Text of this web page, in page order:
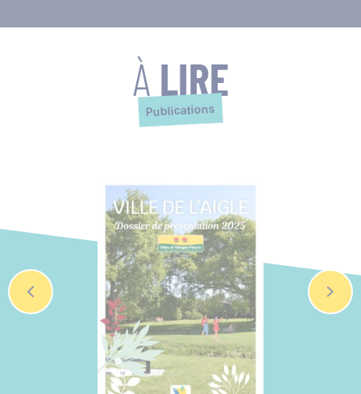
À LIRE
Publications